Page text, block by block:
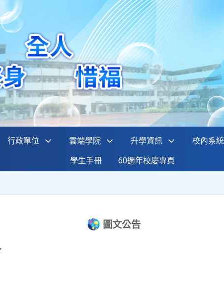
行政單位 雲端學院 升學資訊 校內系統
學生手冊 60週年校慶專頁
圖文公告